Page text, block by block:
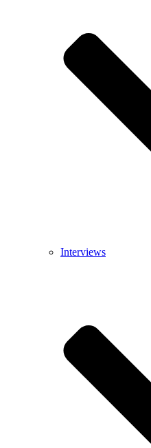
Interviews